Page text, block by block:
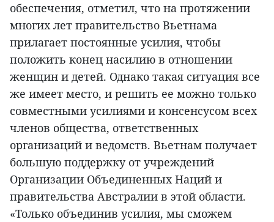
обеспечения, отметил, что на протяжении
многих лет правительство Вьетнама
прилагает постоянные усилия, чтобы
положить конец насилию в отношении
женщин и детей. Однако такая ситуация все
же имеет место, и решить ее можно только
совместными усилиями и консенсусом всех
членов общества, ответственных
организаций и ведомств. Вьетнам получает
большую поддержку от учреждений
Организации Объединенных Наций и
правительства Австралии в этой области.
«Только объединив усилия, мы сможем